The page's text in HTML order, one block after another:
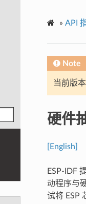
» API
Note
当前版
硬件
[English]
ESP-IDF
动程序与
试将 ESP